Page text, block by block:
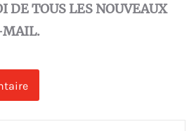
DE TOUS LES NOUVEAUX
MAIL.